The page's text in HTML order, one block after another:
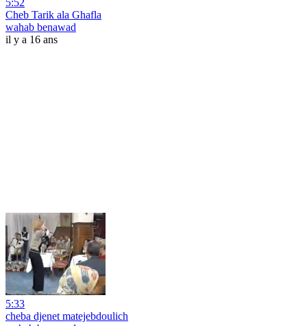
5:52
Cheb Tarik ala Ghafla
wahab benawad
il y a 16 ans
5:33
cheba djenet matejebdoulich